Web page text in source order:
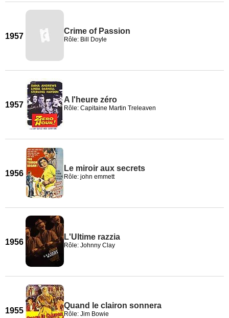
1957
Crime of Passion
Rôle: Bill Doyle
1957
A l'heure zéro
Rôle: Capitaine Martin Treleaven
1956
Le miroir aux secrets
Rôle: john emmett
1956
L'Ultime razzia
Rôle: Johnny Clay
1955
Quand le clairon sonnera
Rôle: Jim Bowie